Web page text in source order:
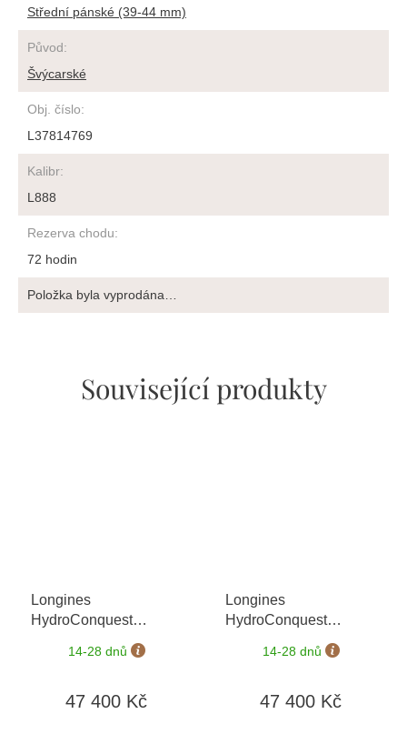
Související produkty
Longines
HydroConquest
14-28 dnů
47 400 Kč
Longines
HydroConquest
+ záruka
5 let + možnost výměny
14-28 dnů
47 400 Kč
Střední pánské (39-44 mm)
Původ:
Švýcarské
Obj. číslo:
L37814769
Kalibr:
L888
Rezerva chodu:
72 hodin
Položka byla vyprodána…